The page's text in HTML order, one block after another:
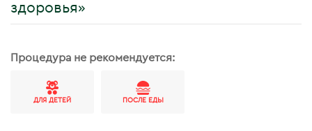
здоровья»
Процедура не рекомендуется:
ДЛЯ ДЕТЕЙ ПОСЛЕ ЕДЫ